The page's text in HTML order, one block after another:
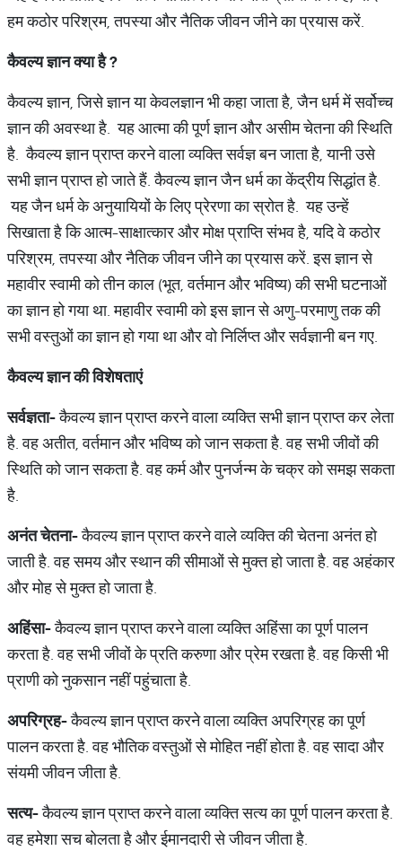
हम कठोर परिश्रम, तपस्या और नैतिक जीवन जीने का प्रयास करें.
कैवल्यज्ञानक्याहै?
कैवल्य ज्ञान, जिसे ज्ञान या केवलज्ञान भी कहा जाता है, जैन धर्म में सर्वोच्च
ज्ञान की अवस्था है. यह आत्मा की पूर्ण ज्ञान और असीम चेतना की स्थिति
है. कैवल्य ज्ञान प्राप्त करने वाला व्यक्ति सर्वज्ञ बन जाता है, यानी उसे
सभी ज्ञान प्राप्त हो जाते हैं. कैवल्य ज्ञान जैन धर्म का केंद्रीय सिद्धांत है.
यह जैन धर्म के अनुयायियों के लिए प्रेरणा का स्रोत है. यह उन्हें
सिखाता है कि आत्म-साक्षात्कार और मोक्ष प्राप्ति संभव है, यदि वे कठोर
परिश्रम, तपस्या और नैतिक जीवन जीने का प्रयास करें. इस ज्ञान से
महावीर स्वामी को तीन काल (भूत, वर्तमान और भविष्य) की सभी घटनाओं
का ज्ञान हो गया था. महावीर स्वामी को इस ज्ञान से अणु-परमाणु तक की
सभी वस्तुओं का ज्ञान हो गया था और वो निर्लिप्त और सर्वज्ञानी बन गए.
कैवल्यज्ञानकीविशेषताएं
सर्वज्ञता-कैवल्य ज्ञान प्राप्त करने वाला व्यक्ति सभी ज्ञान प्राप्त कर लेता
है. वह अतीत, वर्तमान और भविष्य को जान सकता है. वह सभी जीवों की
स्थिति को जान सकता है. वह कर्म और पुनर्जन्म के चक्र को समझ सकता
है.
अनंतचेतना-कैवल्य ज्ञान प्राप्त करने वाले व्यक्ति की चेतना अनंत हो
जाती है. वह समय और स्थान की सीमाओं से मुक्त हो जाता है. वह अहंकार
और मोह से मुक्त हो जाता है.
अहिंसा-कैवल्य ज्ञान प्राप्त करने वाला व्यक्ति अहिंसा का पूर्ण पालन
करता है. वह सभी जीवों के प्रति करुणा और प्रेम रखता है. वह किसी भी
प्राणी को नुकसान नहीं पहुंचाता है.
अपरिग्रह-कैवल्य ज्ञान प्राप्त करने वाला व्यक्ति अपरिग्रह का पूर्ण
पालन करता है. वह भौतिक वस्तुओं से मोहित नहीं होता है. वह सादा और
संयमी जीवन जीता है.
सत्य-कैवल्य ज्ञान प्राप्त करने वाला व्यक्ति सत्य का पूर्ण पालन करता है.
वह हमेशा सच बोलता है और ईमानदारी से जीवन जीता है.